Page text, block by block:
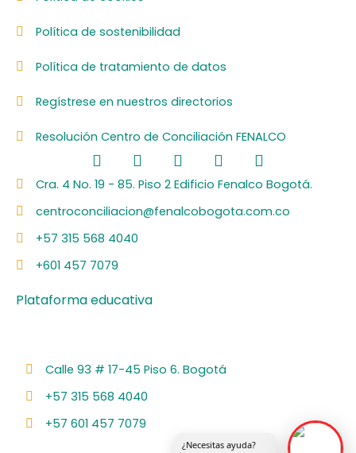
Política de sostenibilidad
Política de tratamiento de datos
Regístrese en nuestros directorios
Resolución Centro de Conciliación FENALCO
F
a
c
e
b
o
o
k
L
i
n
e
d
i
I
n
s
t
a
Y
o
u
u
S
p
o
i
Cra. 4 No. 19 - 85. Piso 2 Edificio Fenalco Bogotá.
centroconciliacion@fenalcobogota.com.co
+57 315 568 4040
+601 457 7079
Plataforma educativa
Calle 93 # 17-45 Piso 6. Bogotá
+57 315 568 4040
+57 601 457 7079
¿Necesitas ayuda?